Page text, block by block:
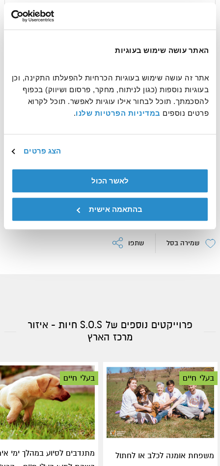
האתר עושה שימוש בעוגיות
פרטים נוספים במדיניות הפרטיות שלנו.
הצג פרטים
לאשר הכול
בהתאמה אישית
שליחה
שמירה בסל שתפו
פרוייקטים נוספים של S.O.S חיות - איזור
מרכז הארץ
בעלי חיים
משפחת אומנה לכלב או לחתול
בעלי חיים
מתנדבים לסיוע במהלך ימי